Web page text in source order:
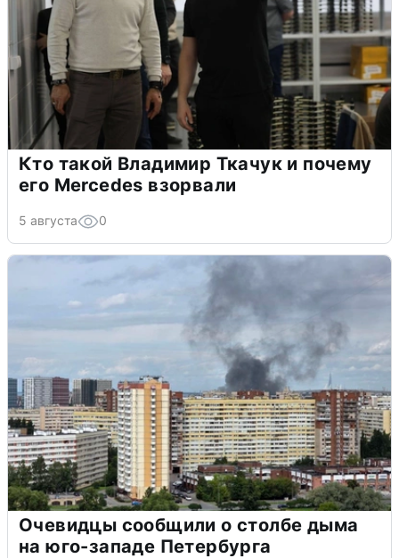
Кто такой Владимир Ткачук и почему
его Mercedes взорвали
5 августа 0
Очевидцы сообщили о столбе дыма
на юго-западе Петербурга